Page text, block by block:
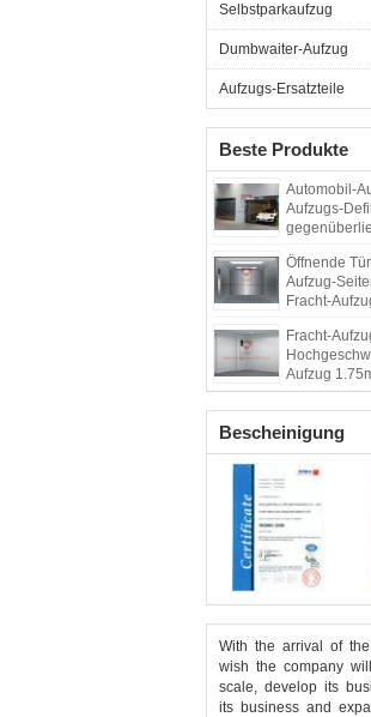
Selbstparkaufzug
Dumbwaiter-Aufzug
Aufzugs-Ersatzteile
Beste Produkte
Automobil-
Aufzugs-
Öffnende
Aufzug-
Fracht-
Fracht-
Aufzug
Bescheinigung
With the arrival of
wish the company
scale, develop its
its business and